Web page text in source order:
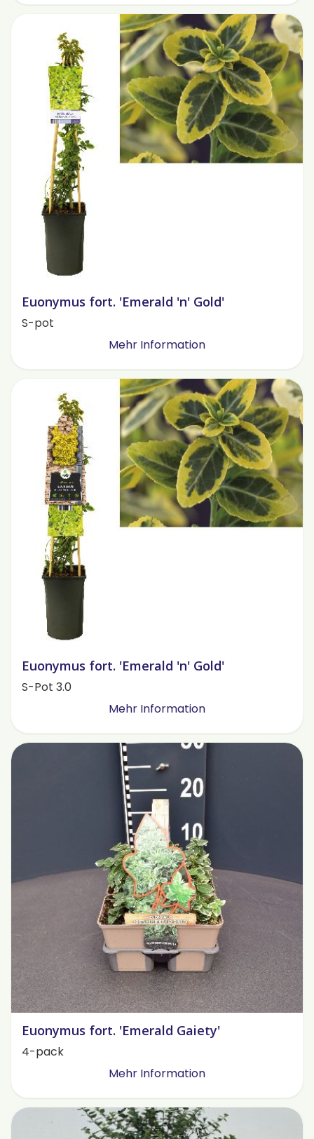
Euonymus fort. 'Emerald 'n' Gold'
S-pot
Mehr Information
Euonymus fort. 'Emerald 'n' Gold'
S-Pot 3.0
Mehr Information
Euonymus fort. 'Emerald Gaiety'
4-pack
Mehr Information